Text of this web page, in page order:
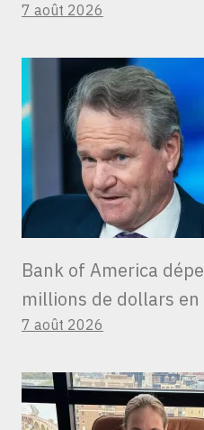
7 août 2026
Bank of America
millions de dollars en
7 août 2026